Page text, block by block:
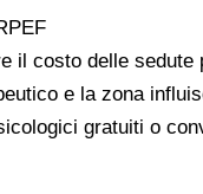
il costo delle
e la zona
gratuiti o